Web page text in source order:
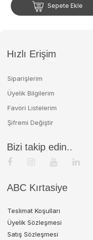
Sepete Ekle
Hızlı Erişim
Siparişlerim
Üyelik Bilgilerim
Favori Listelerim
Şifremi Değiştir
Bizi takip edin..
ABC Kırtasiye
Teslimat Koşulları
Üyelik Sözleşmesi
Satış Sözleşmesi